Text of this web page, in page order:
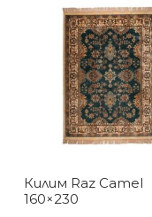
Килим Raz Camel
160×230